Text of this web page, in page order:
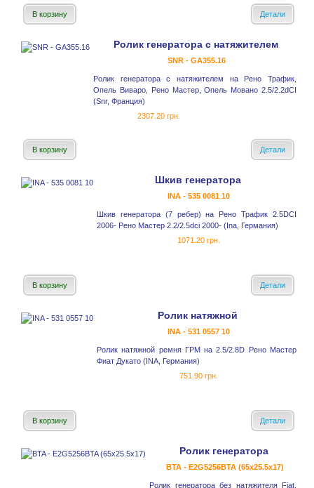
В корзину Детали
Ролик генератора с натяжителем
SNR - GA355.16
Ролик генератора с натяжителем на Рено Трафик,
Опель Виваро, Рено Мастер, Опель Мовано 2.5/2.2dCI
(Snr, Франция)
2307.20 грн.
В корзину Детали
Шкив генератора
INA - 535 0081 10
Шкив генератора (7 ребер) на Рено Трафик 2.5DCI
2006- Рено Мастер 2.2/2.5dci 2000- (Ina, Германия)
1071.20 грн.
В корзину Детали
Ролик натяжной
INA - 531 0557 10
Ролик натяжной ремня ГРМ на 2.5/2.8D Рено Мастер
Фиат Дукато (INA, Германия)
751.90 грн.
В корзину Детали
Ролик генератора
BTA - E2G5256BTA (65x25.5x17)
Ролик генератора без натяжителя Fiat,